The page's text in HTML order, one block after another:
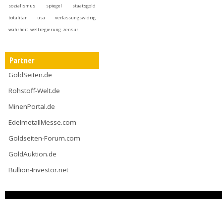
sozialismus
spiegel
staatsgold
totalitär
usa
verfassungswidrig
wahrheit weltregierung zensur
Partner
GoldSeiten.de
Rohstoff-Welt.de
MinenPortal.de
EdelmetallMesse.com
Goldseiten-Forum.com
GoldAuktion.de
Bullion-Investor.net